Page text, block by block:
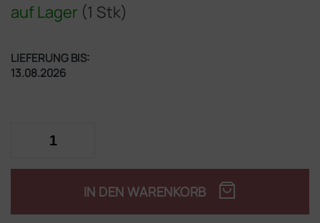
auf Lager (1 Stk)
LIEFERUNG BIS:
13.08.2026
IN DEN WARENKORB